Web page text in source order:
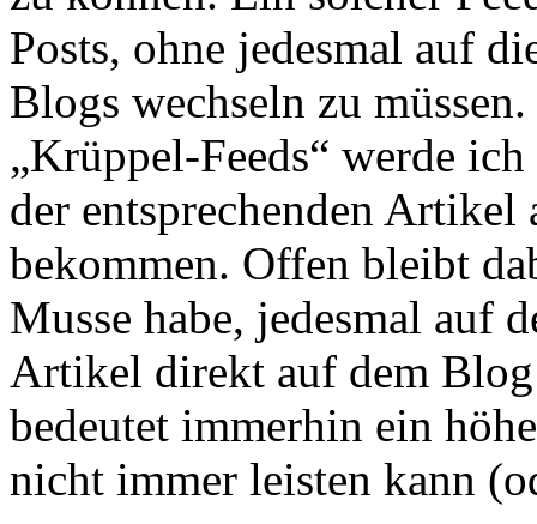
Posts, ohne jedesmal auf
Blogs wechseln zu
„Krüppel-Feeds“ werde
der entsprechenden
bekommen. Offen bleibt
Musse habe, jedesmal auf
Artikel direkt auf dem Blog
bedeutet immerhin ein
nicht immer leisten kann